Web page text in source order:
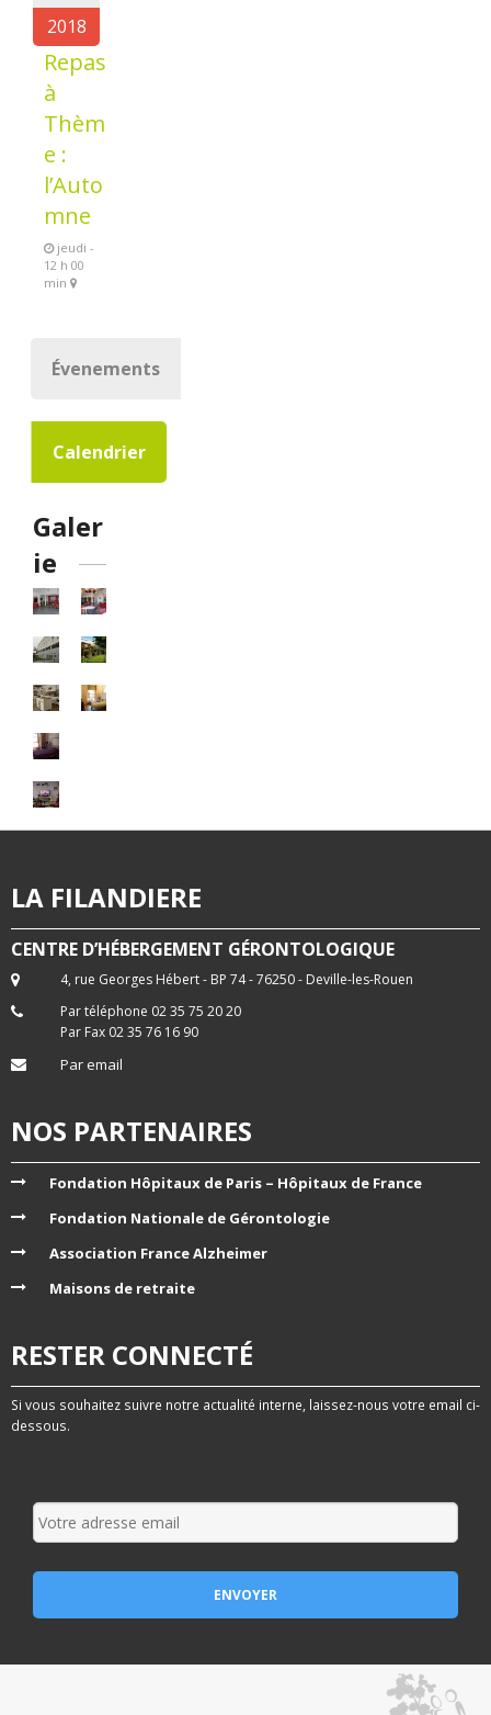
2018
Repas
à
Thèm
e :
l’Auto
mne
jeudi -
12 h 00
min
Évenements
Calendrier
Galer
ie
LA FILANDIERE
CENTRE D’HÉBERGEMENT GÉRONTOLOGIQUE
4, rue Georges Hébert - BP 74 - 76250 - Deville-les-Rouen
Par téléphone 02 35 75 20 20
Par Fax 02 35 76 16 90
Par email
NOS PARTENAIRES
Fondation Hôpitaux de Paris – Hôpitaux de France
Fondation Nationale de Gérontologie
Association France Alzheimer
Maisons de retraite
RESTER CONNECTÉ
Si vous souhaitez suivre notre actualité interne, laissez-nous votre email ci-
dessous.